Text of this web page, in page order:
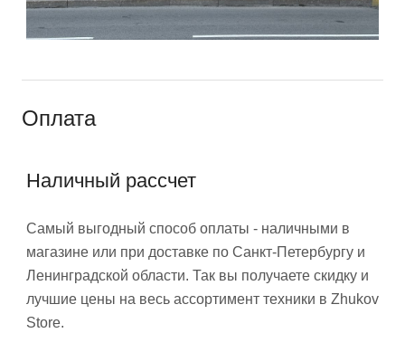
Оплата
Наличный рассчет
Самый выгодный способ оплаты - наличными в
магазине или при доставке по Санкт-Петербургу и
Ленинградской области. Так вы получаете скидку и
лучшие цены на весь ассортимент техники в Zhukov
Store.